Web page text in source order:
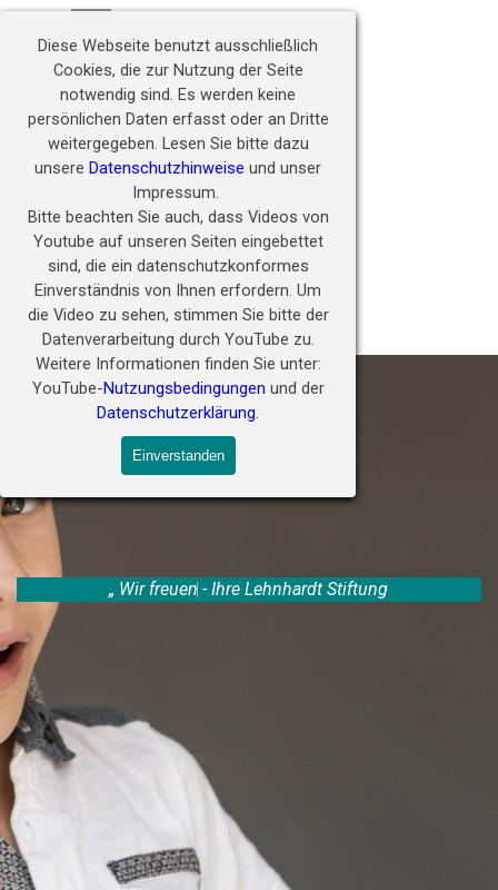
Diese Webseite benutzt ausschließlich
Cookies, die zur Nutzung der Seite
notwendig sind. Es werden keine
persönlichen Daten erfasst oder an Dritte
weitergegeben. Lesen Sie bitte dazu
unsere Datenschutzhinweise und unser
Impressum.
Bitte beachten Sie auch, dass Videos von
Youtube auf unseren Seiten eingebettet
sind, die ein datenschutzkonformes
Einverständnis von Ihnen erfordern. Um
die Video zu sehen, stimmen Sie bitte der
Datenverarbeitung durch YouTube zu.
Weitere Informationen finden Sie unter:
YouTube-Nutzungsbedingungen und der
Datenschutzerklärung.
Einverstanden
Direkt zum Seiteninhalt
Zukunft ermöglichen
Kontakt
„Wir f reuen u - Ihre Lehnhardt Stiftung